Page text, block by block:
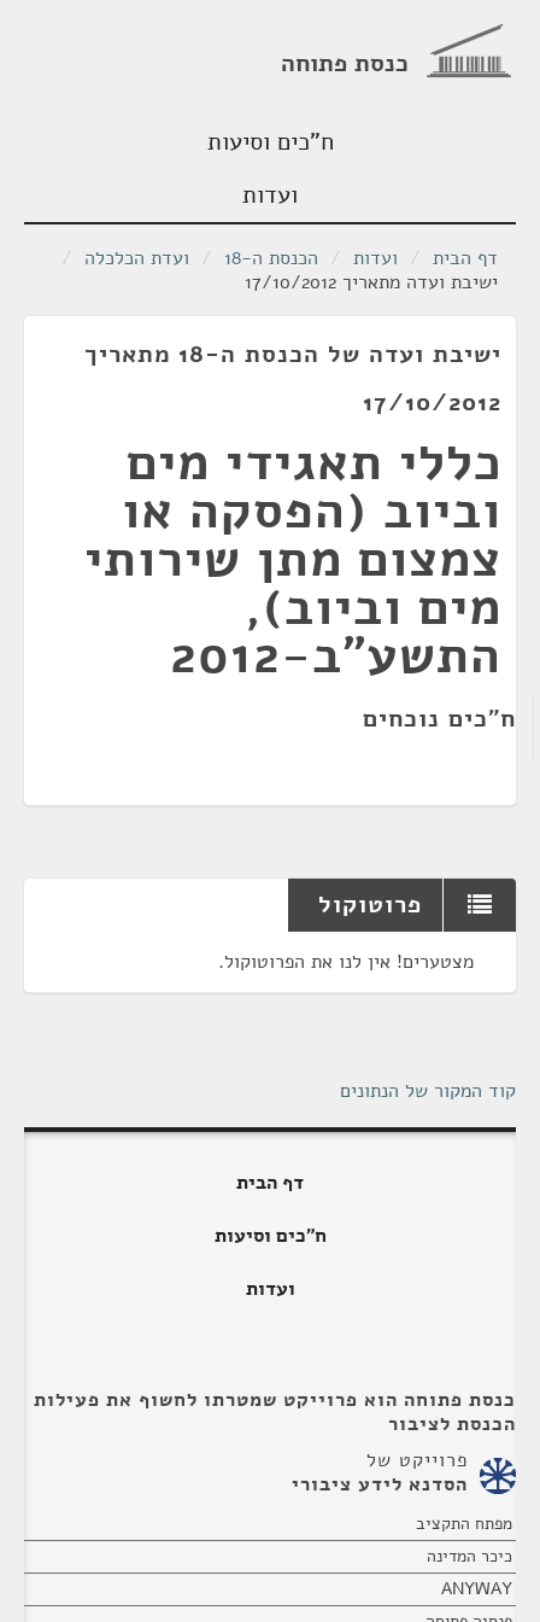
כנסת פתוחה
ח"כים וסיעות
ועדות
דף הבית / ועדות / הכנסת ה-18 / ועדת הכלכלה /
ישיבת ועדה מתאריך 17/10/2012
ישיבת ועדה של הכנסת ה-18 מתאריך
17/10/2012
כללי תאגידי מים
וביוב (הפסקה או
צמצום מתן שירותי
מים וביוב),
התשע"ב-2012
ח"כים נוכחים
פרוטוקול
מצטערים! אין לנו את הפרוטוקול.
קוד המקור של הנתונים
דף הבית
ח"כים וסיעות
ועדות
כנסת פתוחה הוא פרוייקט שמטרתו לחשוף את פעילות
הכנסת לציבור
פרוייקט של
הסדנא לידע ציבורי
מפתח התקציב
כיכר המדינה
ANYWAY